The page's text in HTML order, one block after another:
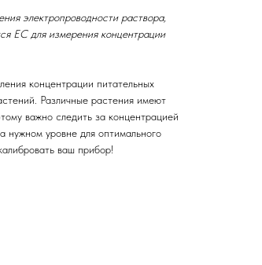
электропроводности раствора,
EC для измерения концентрации
концентрации питательных
Различные растения имеют
важно следить за концентрацией
нужном уровне для оптимального
ваш прибор!